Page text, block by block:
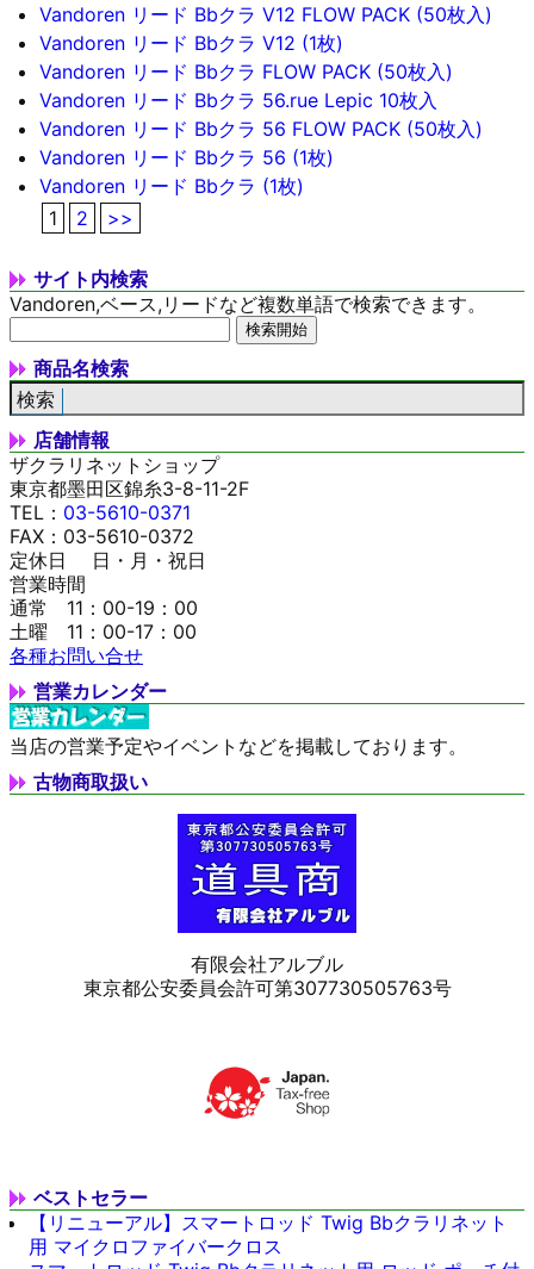
Vandoren リード Bbクラ V12 FLOW PACK (50枚入)
Vandoren リード Bbクラ V12 (1枚)
Vandoren リード Bbクラ FLOW PACK (50枚入)
Vandoren リード Bbクラ 56.rue Lepic 10枚入
Vandoren リード Bbクラ 56 FLOW PACK (50枚入)
Vandoren リード Bbクラ 56 (1枚)
Vandoren リード Bbクラ (1枚)
1
2 >>
サイト内検索
Vandoren,ベース,リードなど複数単語で検索できます。
商品名検索
店舗情報
ザクラリネットショップ
東京都墨田区錦糸3-8-11-2F
TEL： 03-5610-0371
FAX：03-5610-0372
定休日 日・月・祝日
営業時間
通常 11：00-19：00
土曜 11：00-17：00
各種お問い合せ
営業カレンダー
当店の営業予定やイベントなどを掲載しております。
古物商取扱い
有限会社アルブル
東京都公安委員会許可第307730505763号
ベストセラー
【リニューアル】スマートロッド Twig Bbクラリネット
用 マイクロファイバークロス